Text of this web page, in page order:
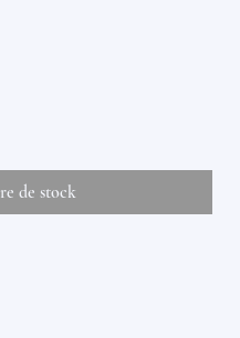
de stock